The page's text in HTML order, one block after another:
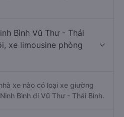
Bình Vũ Thư - Thái
xe limousine phòng
xe nào có loại xe giường
Bình đi Vũ Thư - Thái Bình.